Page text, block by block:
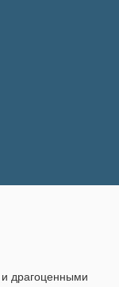
драгоценными